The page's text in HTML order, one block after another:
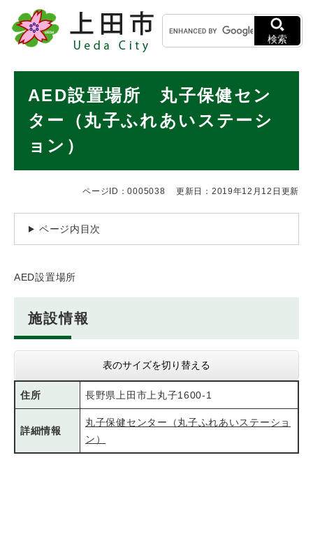
メニューを飛ばして本文へ
キ
ー
ワ
検
検索
AED設置場所 丸子保健セン
ター（丸子ふれあいステーシ
ョン）
ページID：0005038 更新日：2019年12月12日更新
ページ内目次
AED設置場所
施設情報
表のサイズを切り替える
住所 長野県上田市上丸子1600-1
詳細情報
丸子保健センター（丸子ふれあいステーショ
ン）